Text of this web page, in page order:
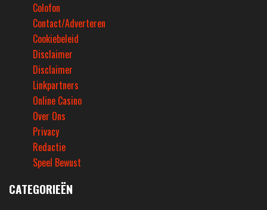
Colofon
Contact/Adverteren
Cookiebeleid
Disclaimer
Disclaimer
Linkpartners
Online Casino
Over Ons
Privacy
Redactie
Speel Bewust
CATEGORIEËN